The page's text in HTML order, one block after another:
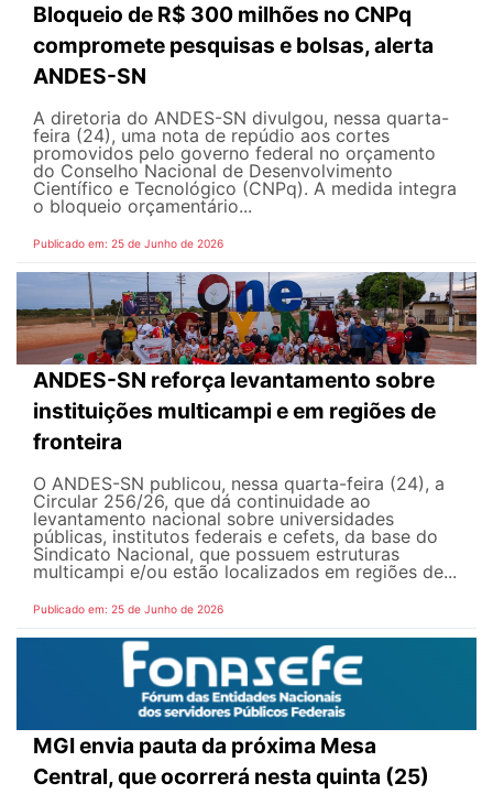
Bloqueio de R$ 300 milhões no CNPq
compromete pesquisas e bolsas, alerta
ANDES-SN
A diretoria do ANDES-SN divulgou, nessa quarta-
feira (24), uma nota de repúdio aos cortes
promovidos pelo governo federal no orçamento
do Conselho Nacional de Desenvolvimento
Científico e Tecnológico (CNPq). A medida integra
o bloqueio orçamentário...
Publicado em: 25 de Junho de 2026
ANDES-SN reforça levantamento sobre
instituições multicampi e em regiões de
fronteira
O ANDES-SN publicou, nessa quarta-feira (24), a
Circular 256/26, que dá continuidade ao
levantamento nacional sobre universidades
públicas, institutos federais e cefets, da base do
Sindicato Nacional, que possuem estruturas
multicampi e/ou estão localizados em regiões de...
Publicado em: 25 de Junho de 2026
MGI envia pauta da próxima Mesa
Central, que ocorrerá nesta quinta (25)